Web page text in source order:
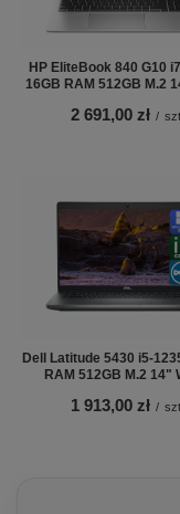
HP EliteBook 840 G10
16GB RAM 512GB M.2
2 691,00 zł / szt.
Dell Latitude 5430 i5-
RAM 512GB M.2 14"
1 913,00 zł / szt.